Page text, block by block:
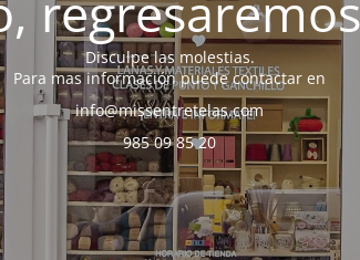
Disculpe las molestias.
Para mas información puede contactar en
info@missentretelas.com
985 09 85 20